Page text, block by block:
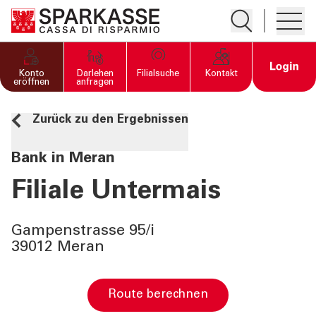
Suche öffnen
PRIVATKUNDEN UND
FAMILIEN
GESCHÄFTSKUNDEN
DIENSTLEISTUNGEN
PRIVATKUNDEN
DIENSTLEISTUNGEN
GESCHÄFTSKUNDEN
MEHR ALS BANK
Konto
eröffnen
Darlehen
anfragen
Filialsuche Kontakt Open
Zurück zu den Ergebnissen
Bank in Meran
Filiale Untermais
Gampenstrasse 95/i
39012 Meran
Route berechnen